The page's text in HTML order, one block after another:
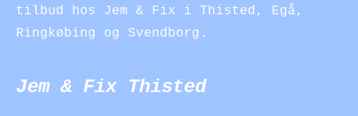
tilbud hos Jem & Fix i Thisted, Egå,
Ringkøbing og Svendborg.
Jem & Fix Thisted